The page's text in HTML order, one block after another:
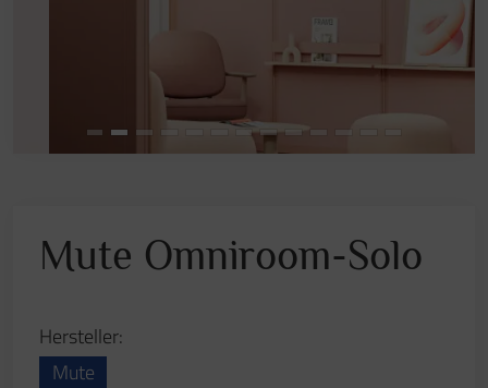
Mute Omniroom-Solo
Hersteller:
Mute